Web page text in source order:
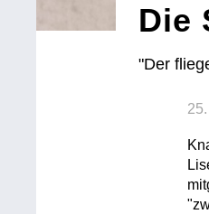
Die
"Der